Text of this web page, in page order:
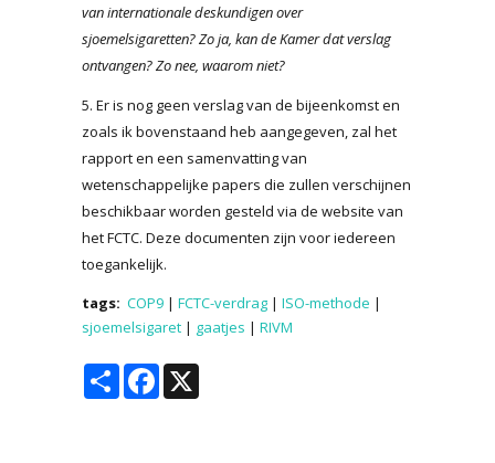
van internationale deskundigen over
sjoemelsigaretten? Zo ja, kan de Kamer dat verslag
ontvangen? Zo nee, waarom niet?
5. Er is nog geen verslag van de bijeenkomst en
zoals ik bovenstaand heb aangegeven, zal het
rapport en een samenvatting van
wetenschappelijke papers die zullen verschijnen
beschikbaar worden gesteld via de website van
het FCTC. Deze documenten zijn voor iedereen
toegankelijk.
tags: COP9 | FCTC-verdrag | ISO-methode |
sjoemelsigaret | gaatjes | RIVM
Share Facebook